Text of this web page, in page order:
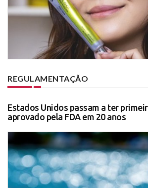
REGULAMENTAÇÃO
Estados Unidos passam a ter
aprovado pela FDA em 20 anos